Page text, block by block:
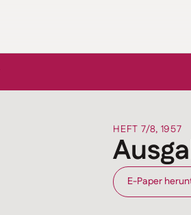
HEFT 7/8, 1957
E-Paper